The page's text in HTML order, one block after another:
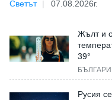
Светът 07.08.2026г.
Жълт и
39°
Русия